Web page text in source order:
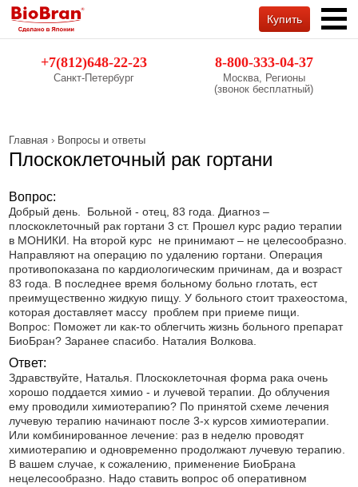
+7(812)648-22-23
Санкт-Петербург
8-800-333-04-37
Москва, Регионы
(звонок бесплатный)
Купить
Главная › Вопросы и ответы
Плоскоклеточный рак гортани
Вопрос:
Добрый день. Больной - отец, 83 года. Диагноз –
плоскоклеточный рак гортани 3 ст. Прошел курс радио терапии
в МОНИКИ. На второй курс не принимают – не целесообразно.
Направляют на операцию по удалению гортани. Операция
противопоказана по кардиологическим причинам, да и возраст
83 года. В последнее время больному больно глотать, ест
преимущественно жидкую пищу. У больного стоит трахеостома,
которая доставляет массу проблем при приеме пищи.
Вопрос: Поможет ли как-то облегчить жизнь больного препарат
БиоБран? Заранее спасибо. Наталия Волкова.
Ответ:
Здравствуйте, Наталья. Плоскоклеточная форма рака очень
хорошо поддается химио - и лучевой терапии. До облучения
ему проводили химиотерапию? По принятой схеме лечения
лучевую терапию начинают после 3-х курсов химиотерапии.
Или комбинированное лечение: раз в неделю проводят
химиотерапию и одновременно продолжают лучевую терапию.
В вашем случае, к сожалению, применение БиоБрана
нецелесообразно. Надо ставить вопрос об оперативном